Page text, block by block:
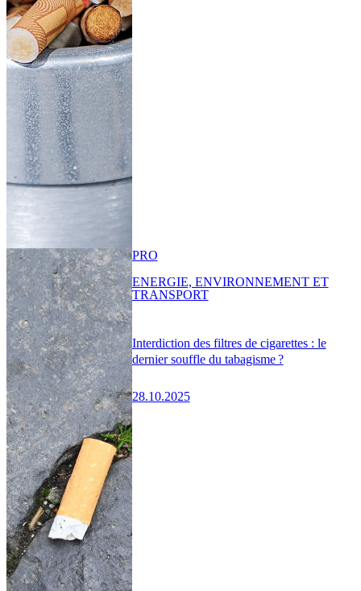
Interdiction des filtres de cigarettes : le
dernier souffle du tabagisme ?
28.10.2025
PRO
ENERGIE, ENVIRONNEMENT ET
TRANSPORT